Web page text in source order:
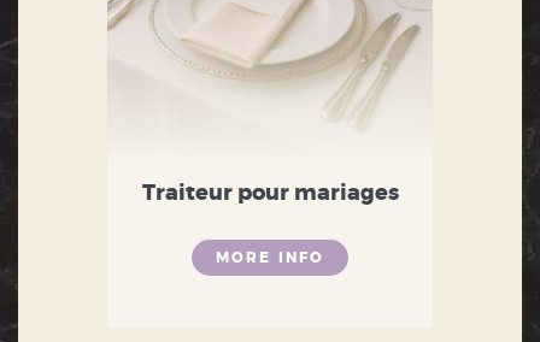
Traiteur pour mariages
MORE INFO